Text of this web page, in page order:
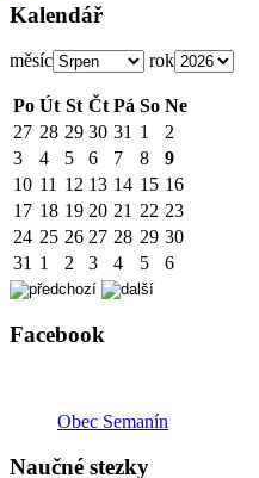
Kalendář
měsíc rok
Po Út St Čt Pá So Ne
27 28 29 30 31 1
2
3
4 5 6 7 8
9
10 11 12 13 14 15 16
17 18 19 20 21 22 23
24 25 26 27 28 29 30
31 1 2 3 4 5 6
Facebook
Obec Semanín
Naučné stezky